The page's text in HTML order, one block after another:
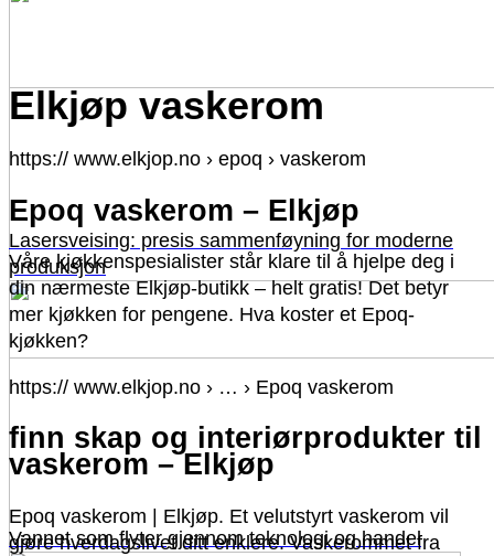
Lasersveising: presis sammenføyning for moderne
produksjon
Vannet som flyter gjennom teknologi og handel
Elkjøp vaskerom
https:// www.elkjop.no › epoq › vaskerom
Epoq vaskerom – Elkjøp
Våre kjøkkenspesialister står klare til å hjelpe deg i
din nærmeste Elkjøp-butikk – helt gratis! Det betyr
mer kjøkken for pengene. Hva koster et Epoq-
kjøkken?
https:// www.elkjop.no › … › Epoq vaskerom
finn skap og interiørprodukter til
vaskerom – Elkjøp
Epoq vaskerom | Elkjøp. Et velutstyrt vaskerom vil
gjøre hverdagslivet ditt enklere. Vaskerommet fra